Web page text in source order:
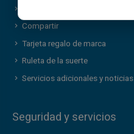
Compartir
Tarjeta regalo de marca
Ruleta de la suerte
Servicios adicionales y noticias
Seguridad y servicios